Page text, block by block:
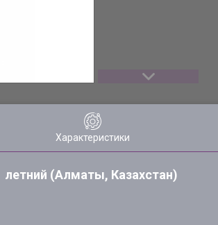
Характеристики
(Алматы, Казахстан)